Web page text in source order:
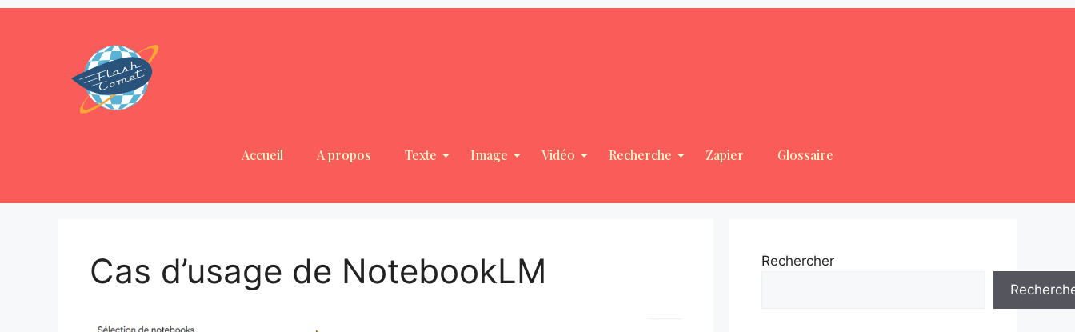
Accueil A propos Texte Image Vidéo Recherche Zapier Glossaire
Cas d’usage de NotebookLM
Rechercher